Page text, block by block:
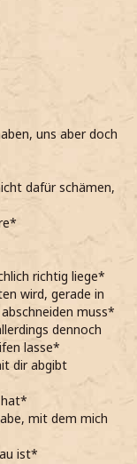
uns aber doch
dafür schämen,
richtig liege*
wird, gerade in
muss*
dennoch
lasse*
dir abgibt
hat*
mit dem mich
ist*